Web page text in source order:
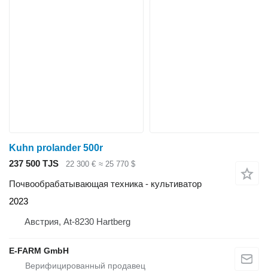
Kuhn prolander 500r
237 500 TJS
22 300 € ≈ 25 770 $
Почвообрабатывающая техника - культиватор
2023
Австрия, At-8230 Hartberg
E-FARM GmbH